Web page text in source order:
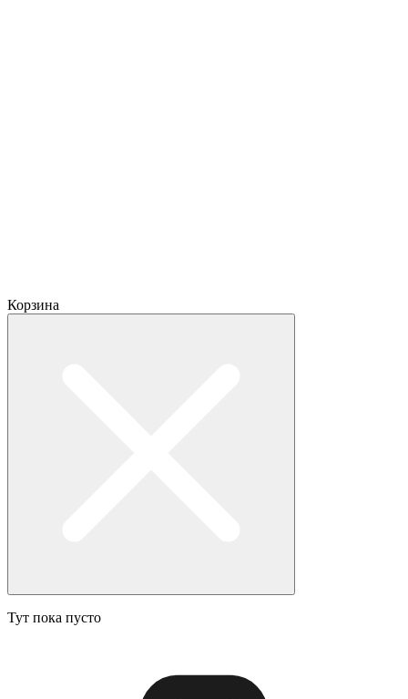
Корзина
Тут пока пусто